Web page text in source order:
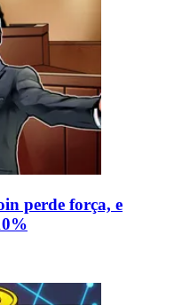
perde força, e